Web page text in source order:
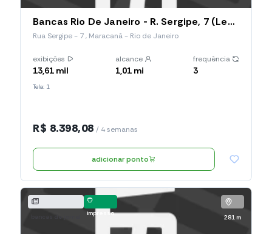
Bancas Rio De Janeiro - R. Sergipe, 7 (Ledb-214), Rua Sergipe
Rua Sergipe - 7 , Maracanã - Rio de Janeiro
exibições
13,61 mil
alcance
1,01 mi
frequência
3
Tela: 1
R$ 8.398,08 / 4 semanas
adicionar ponto
impresso
281 m